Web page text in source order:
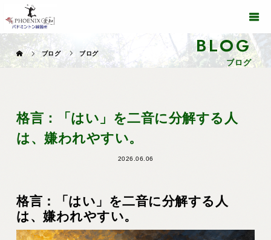
BLOG
ブログ
ブログ ブログ
格言：「はい」を二音に分解する人
は、嫌われやすい。
2026.06.06
格言：「はい」を二音に分解する人
は、嫌われやすい。